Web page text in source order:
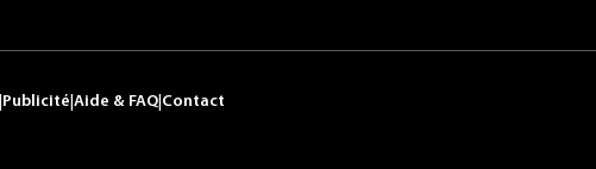
Publicité Aide & FAQ Contact